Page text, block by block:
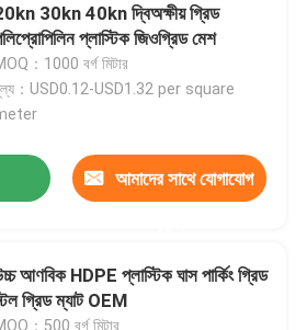
30kn 40kn দ্বিঅক্ষীয় গ্রিড
প্লাস্টিক জিওগ্রিড মেশ
：1000 বর্গ মিটার
：USD0.12-USD1.32 per square
আমাদের সাথে যোগাযোগ
আণবিক HDPE প্লাস্টিক ঘাস পার্কিং গ্রিড
গ্রিড ম্যাট OEM
：500 বর্গ মিটার